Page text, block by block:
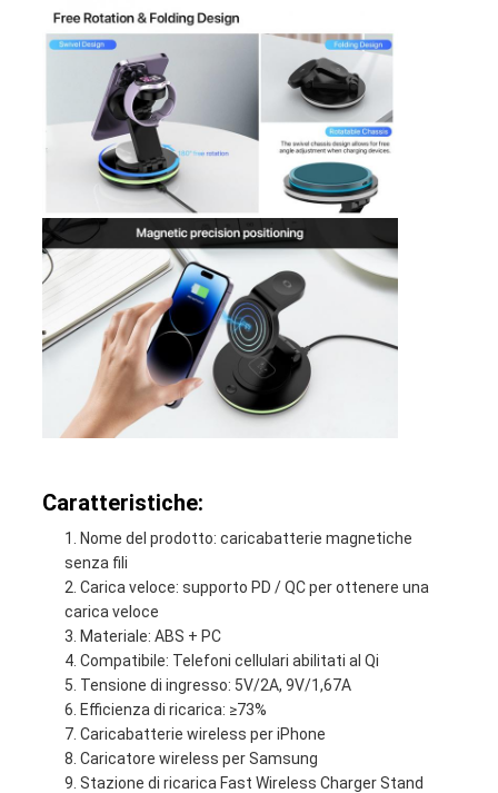
Caratteristiche:
Nome del prodotto: caricabatterie magnetiche
senza fili
Carica veloce: supporto PD / QC per ottenere una
carica veloce
Materiale: ABS + PC
Compatibile: Telefoni cellulari abilitati al Qi
Tensione di ingresso: 5V/2A, 9V/1,67A
Efficienza di ricarica: ≥73%
Caricabatterie wireless per iPhone
Caricatore wireless per Samsung
Stazione di ricarica Fast Wireless Charger Stand